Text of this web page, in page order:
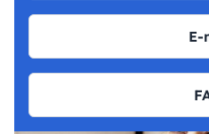
E-